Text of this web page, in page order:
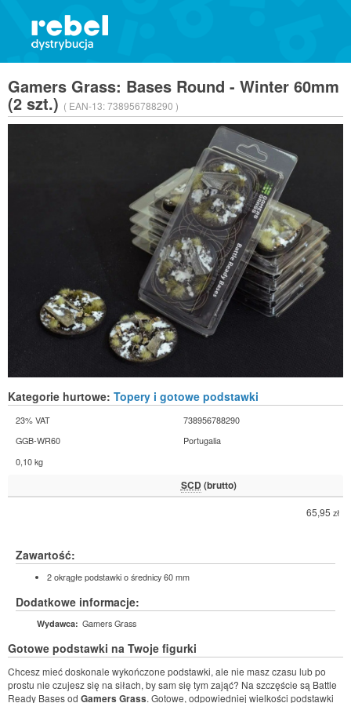
Gamers Grass: Bases Round - Winter 60mm
(2 szt.) ( EAN-13:738956788290 )
Kategorie hurtowe: Topery i gotowe podstawki
23% VAT
738956788290
GGB-WR60
Portugalia
0,10 kg
SCD (brutto)
65,95 zł
Zawartość:
2 okrągłe podstawki o średnicy 60 mm
Dodatkowe informacje:
Wydawca: Gamers Grass
Gotowe podstawki na Twoje figurki
Chcesz mieć doskonale wykończone podstawki, ale nie masz czasu lub po
prostu nie czujesz się na siłach, by sam się tym zająć? Na szczęście są Battle
Ready Bases od Gamers Grass. Gotowe, odpowiedniej wielkości podstawki